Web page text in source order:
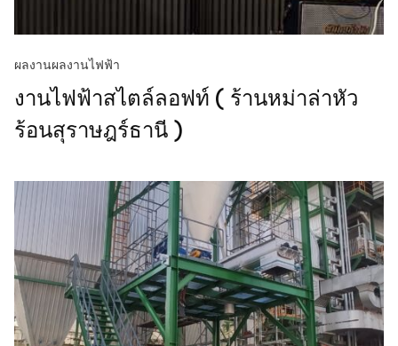
ผลงานผลงานไฟฟ้า
งานไฟฟ้าสไตล์ลอฟท์ ( ร้านหม่าล่าหัว
ร้อนสุราษฎร์ธานี )